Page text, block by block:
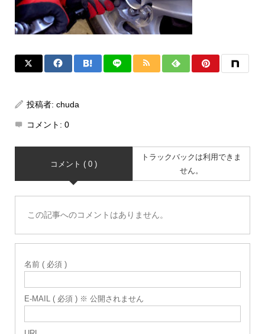
投稿者: chuda
コメント: 0
コメント ( 0 )
トラックバックは利用できま
せん。
この記事へのコメントはありません。
名前 ( 必須 )
E-MAIL ( 必須 ) ※ 公開されません